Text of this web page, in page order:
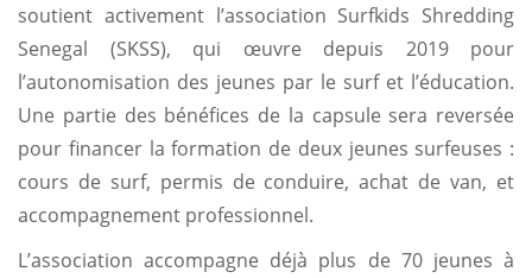
soutient activement l’association Surfkids Shredding
Senegal (SKSS), qui œuvre depuis 2019 pour
l’autonomisation des jeunes par le surf et l’éducation.
Une partie des bénéfices de la capsule sera reversée
pour financer la formation de deux jeunes surfeuses :
cours de surf, permis de conduire, achat de van, et
accompagnement professionnel.
L’association accompagne déjà plus de 70 jeunes à